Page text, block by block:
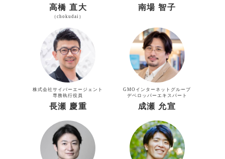
高橋 直大
（chokudai）
南場 智子
株式会社サイバーエージェント
専務執行役員
長瀬 慶重
GMOインターネットグループ
デベロッパーエキスパート
成瀬 允宣